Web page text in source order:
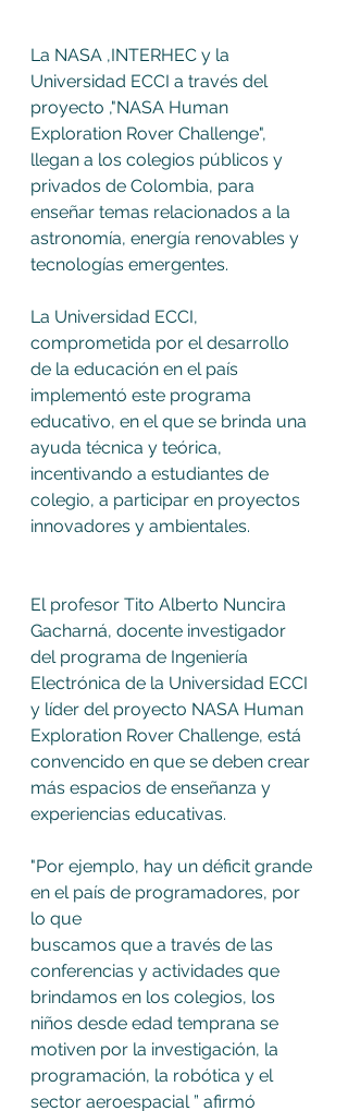
La NASA ,INTERHEC y la
Universidad ECCI a través del
proyecto ,"NASA Human
Exploration Rover Challenge",
llegan a los colegios públicos y
privados de Colombia, para
enseñar temas relacionados a la
astronomía, energía renovables y
tecnologías emergentes.
La Universidad ECCI,
comprometida por el desarrollo
de la educación en el país
implementó este programa
educativo, en el que se brinda una
ayuda técnica y teórica,
incentivando a estudiantes de
colegio, a participar en proyectos
innovadores y ambientales.
El profesor Tito Alberto Nuncira
Gacharná, docente investigador
del programa de Ingeniería
Electrónica de la Universidad ECCI
y líder del proyecto NASA Human
Exploration Rover Challenge, está
convencido en que se deben crear
más espacios de enseñanza y
experiencias educativas.
"Por ejemplo, hay un déficit grande
en el país de programadores, por
lo que
buscamos que a través de las
conferencias y actividades que
brindamos en los colegios, los
niños desde edad temprana se
motiven por la investigación, la
programación, la robótica y el
sector aeroespacial ” afirmó